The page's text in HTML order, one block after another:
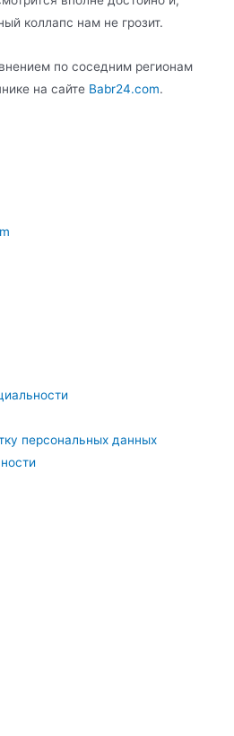
коллапс нам не грозит.
по соседним регионам
на сайте Babr24.com.
персональных данных